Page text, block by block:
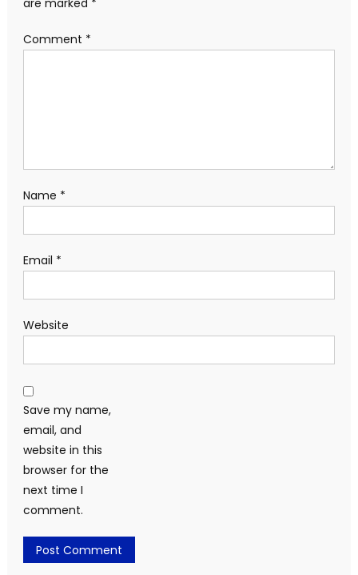
are marked *
Comment *
Name *
Email *
Website
Save my name,
email, and
website in this
browser for the
next time I
comment.